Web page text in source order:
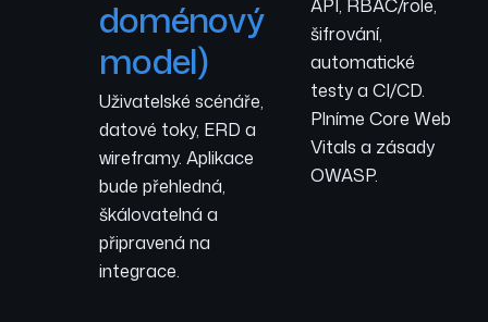
doménový
model)
Uživatelské scénáře,
datové toky, ERD a
wireframy. Aplikace
bude přehledná,
škálovatelná a
připravená na
integrace.
API, RBAC/role,
šifrování,
automatické
testy a CI/CD.
Plníme Core Web
Vitals a zásady
OWASP.